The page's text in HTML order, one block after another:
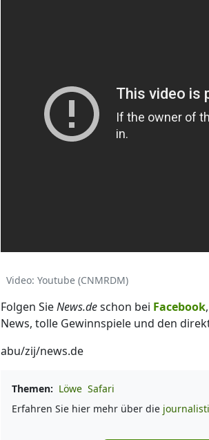
Video: Youtube (CNMRDM)
Folgen SieNews.deschon bei Facebook,
News, tolle Gewinnspiele und den
abu/zij/news.de
Themen: Löwe Safari
Erfahren Sie hier mehr über die